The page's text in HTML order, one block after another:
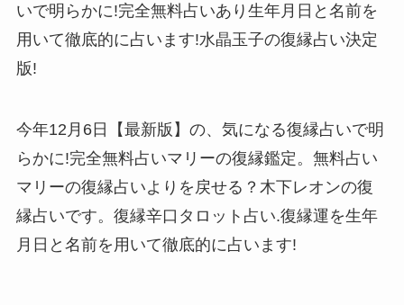
いで明らかに!完全無料占いあり生年月日と名前を
用いて徹底的に占います!水晶玉子の復縁占い決定
版!
今年12月6日【最新版】の、気になる復縁占いで明
らかに!完全無料占いマリーの復縁鑑定。無料占い
マリーの復縁占いよりを戻せる？木下レオンの復
縁占いです。復縁辛口タロット占い.復縁運を生年
月日と名前を用いて徹底的に占います!